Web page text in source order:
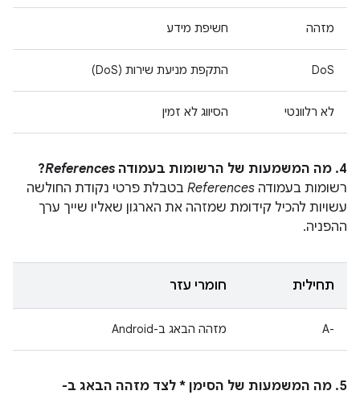
מזהה חשיפת מידע
DoS התקפת מניעת שירות (DoS)
לא רלוונטי הסיווג לא זמין
4. מה המשמעות של הרשומות בעמודה References
?
רשומות בעמודה References בטבלת פרטי נקודת החולשה
עשויות להכיל קידומת שמזהה את הארגון שאליו שייך ערך
ההפניה.
תחילית חומרי עזר
A-‎ מזהה הבאג ב-Android
5. מה המשמעות של הסימן * לצד מזהה הבאג ב-